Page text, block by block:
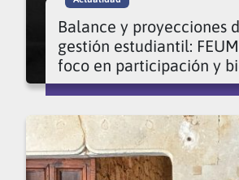
Balance y proyecciones
gestión estudiantil:
foco en participación y